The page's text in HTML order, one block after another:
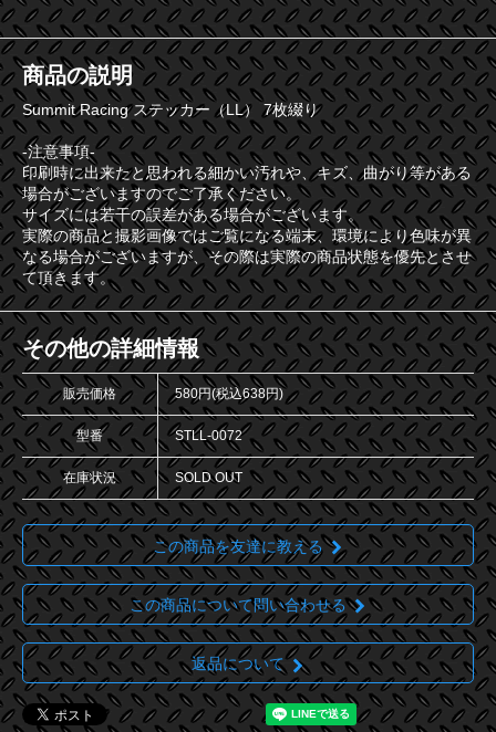
商品の説明
Summit Racing ステッカー（LL） 7枚綴り
-注意事項-
印刷時に出来たと思われる細かい汚れや、キズ、曲がり等がある
場合がございますのでご了承ください。
サイズには若干の誤差がある場合がございます。
実際の商品と撮影画像ではご覧になる端末、環境により色味が異
なる場合がございますが、その際は実際の商品状態を優先とさせ
て頂きます。
その他の詳細情報
販売価格 580円(税込638円)
型番 STLL-0072
在庫状況 SOLD OUT
この商品を友達に教える
この商品について問い合わせる
返品について